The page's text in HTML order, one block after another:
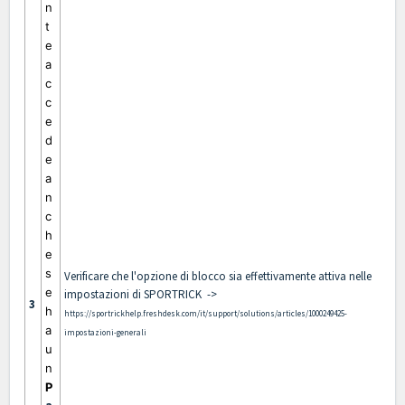
3
n
t
e
a
c
c
e
d
e
a
n
c
h
e
s
e
h
a
u
n
P
Verificare che l'opzione di blocco sia effettivamente attiva nelle
impostazioni di SPORTRICK ->
https://sportrickhelp.freshdesk.com/it/support/solutions/articles/1000249425-
impostazioni-generali